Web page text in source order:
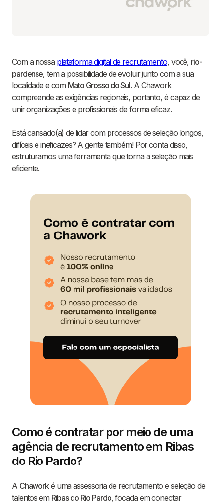
Com a nossa plataforma digital de recrutamento, você, rio-
pardense, tem a possibilidade de evoluir junto com a sua
localidade e com Mato Grosso do Sul. A Chawork
compreende as exigências regionais, portanto, é capaz de
unir organizações e profissionais de forma eficaz.
Está cansado(a) de lidar com processos de seleção longos,
difíceis e ineficazes? A gente também! Por conta disso,
estruturamos uma ferramenta que torna a seleção mais
eficiente.
Como é contratar por meio de uma
agência de recrutamento em Ribas
do Rio Pardo?
A Chaworké uma assessoria de recrutamento e seleção de
talentos em Ribas do Rio Pardo, focada em conectar